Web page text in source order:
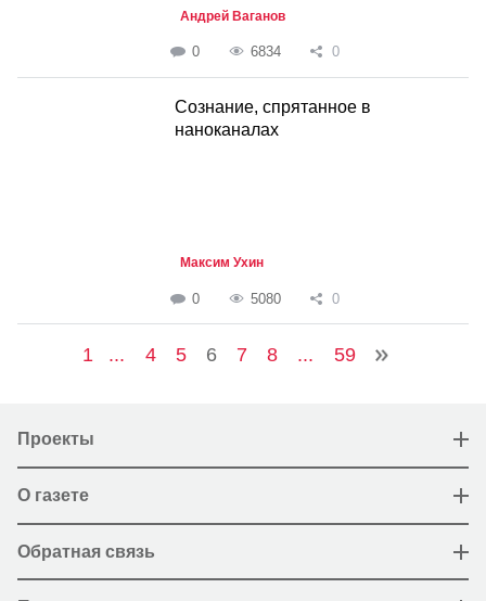
Андрей Ваганов
0 6834 0
Сознание, спрятанное в
наноканалах
Максим Ухин
0 5080 0
1 ... 4 5 6 7 8 ... 59
Проекты
О газете
Обратная связь